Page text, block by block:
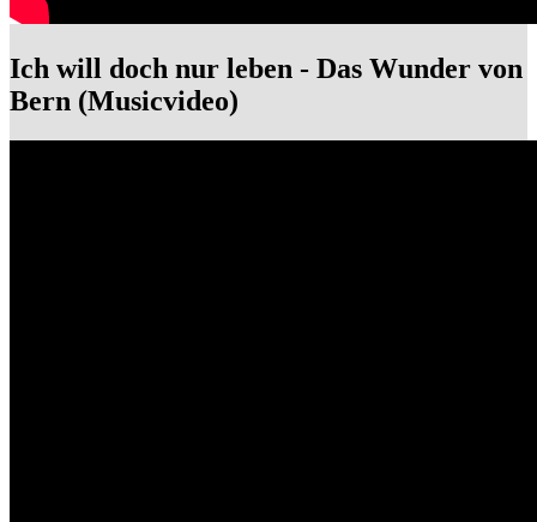
Ich will doch nur leben - Das Wunder von
Bern (Musicvideo)